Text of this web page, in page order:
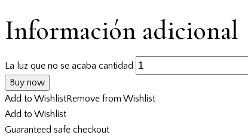
Información adicional
La luz que no se acaba cantidad
Buy now
Add to WishlistRemove from Wishlist
Add to Wishlist
Guaranteed safe checkout